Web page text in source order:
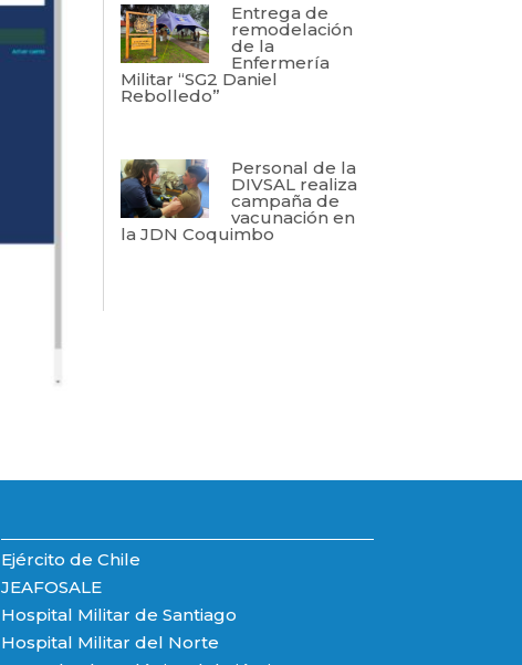
Entrega de
remodelación
de la
Enfermería
Militar “SG2 Daniel
Rebolledo”
Personal de la
DIVSAL realiza
campaña de
vacunación en
la JDN Coquimbo
Ejército de Chile
JEAFOSALE
Hospital Militar de Santiago
Hospital Militar del Norte